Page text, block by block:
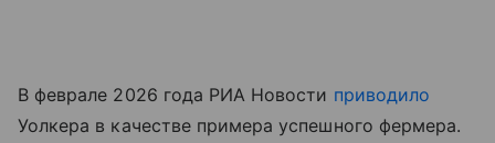
В феврале 2026 года РИА Новости приводило
Уолкера в качестве примера успешного фермера.